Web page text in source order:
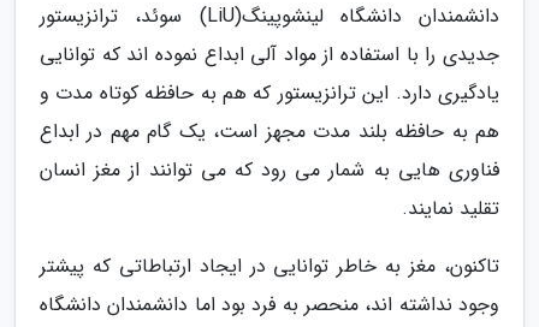
دانشمندان دانشگاه لینشوپینگ(LiU) سوئد، ترانزیستور
جدیدی را با استفاده از مواد آلی ابداع نموده اند که توانایی
یادگیری دارد. این ترانزیستور که هم به حافظه کوتاه مدت و
هم به حافظه بلند مدت مجهز است، یک گام مهم در ابداع
فناوری هایی به شمار می رود که می توانند از مغز انسان
تقلید نمایند.
تاکنون، مغز به خاطر توانایی در ایجاد ارتباطاتی که پیشتر
وجود نداشته اند، منحصر به فرد بود اما دانشمندان دانشگاه